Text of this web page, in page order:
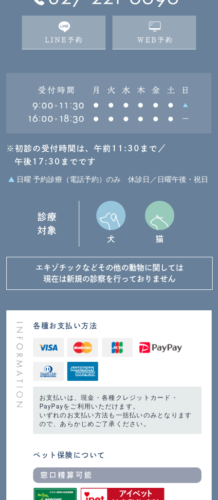
※初診の受付時間は、午前11:30まで／
午後17:30までです
日曜 予約診療（電話予約）のみ 休診日／日曜午後・祝日
診療
対象
犬 猫
エキゾチックなどその他の動物に関しては
現在は新規の診察を行っておりません
各種お支払い方法
お支払いは、現金・各種クレジットカード・
PayPayをご利用いただけます。
いずれのお支払い方法も一括払いのみとなります
ので、あらかじめご了承ください。
ペット保険について
窓口精算可能